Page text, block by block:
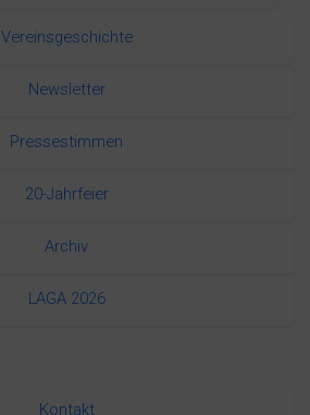
Vereinsgeschichte
Newsletter
Pressestimmen
20-Jahrfeier
Archiv
LAGA 2026
Kontakt